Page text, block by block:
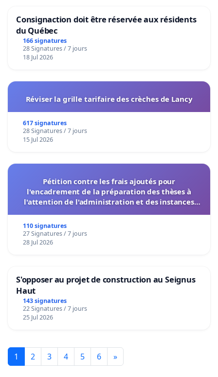
Consignaction doit être réservée aux résidents
du Québec
166 signatures
28 Signatures / 7 jours
18 Jul 2026
Réviser la grille tarifaire des crèches de Lancy
617 signatures
28 Signatures / 7 jours
15 Jul 2026
Pétition contre les frais ajoutés pour
l'encadrement de la préparation des thèses à
l'attention de l'administration et des instances
110 signatures
27 Signatures / 7 jours
28 Jul 2026
S'opposer au projet de construction au Seignus
Haut
143 signatures
22 Signatures / 7 jours
25 Jul 2026
1 2 3 4 5 6 »